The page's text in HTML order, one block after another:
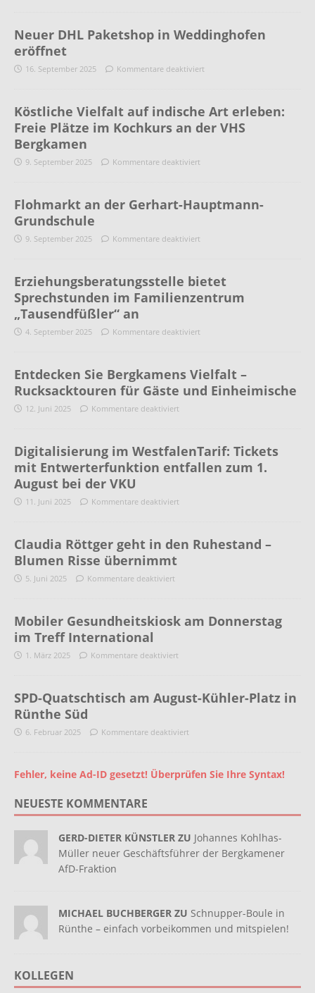
Neuer DHL Paketshop in Weddinghofen
eröffnet
16. September 2025 Kommentare deaktiviert
Köstliche Vielfalt auf indische Art erleben:
Freie Plätze im Kochkurs an der VHS
Bergkamen
9. September 2025 Kommentare deaktiviert
Flohmarkt an der Gerhart-Hauptmann-
Grundschule
9. September 2025 Kommentare deaktiviert
Erziehungsberatungsstelle bietet
Sprechstunden im Familienzentrum
„Tausendfüßler“ an
4. September 2025 Kommentare deaktiviert
Entdecken Sie Bergkamens Vielfalt –
Rucksacktouren für Gäste und Einheimische
12. Juni 2025 Kommentare deaktiviert
Digitalisierung im WestfalenTarif: Tickets
mit Entwerterfunktion entfallen zum 1.
August bei der VKU
11. Juni 2025 Kommentare deaktiviert
Claudia Röttger geht in den Ruhestand –
Blumen Risse übernimmt
5. Juni 2025 Kommentare deaktiviert
Mobiler Gesundheitskiosk am Donnerstag
im Treff International
1. März 2025 Kommentare deaktiviert
SPD-Quatschtisch am August-Kühler-Platz in
Rünthe Süd
6. Februar 2025 Kommentare deaktiviert
Fehler, keine Ad-ID gesetzt! Überprüfen Sie Ihre Syntax!
NEUESTE KOMMENTARE
GERD-DIETER KÜNSTLER ZU Johannes Kohlhas-
Müller neuer Geschäftsführer der Bergkamener
AfD-Fraktion
MICHAEL BUCHBERGER ZU Schnupper-Boule in
Rünthe – einfach vorbeikommen und mitspielen!
KOLLEGEN